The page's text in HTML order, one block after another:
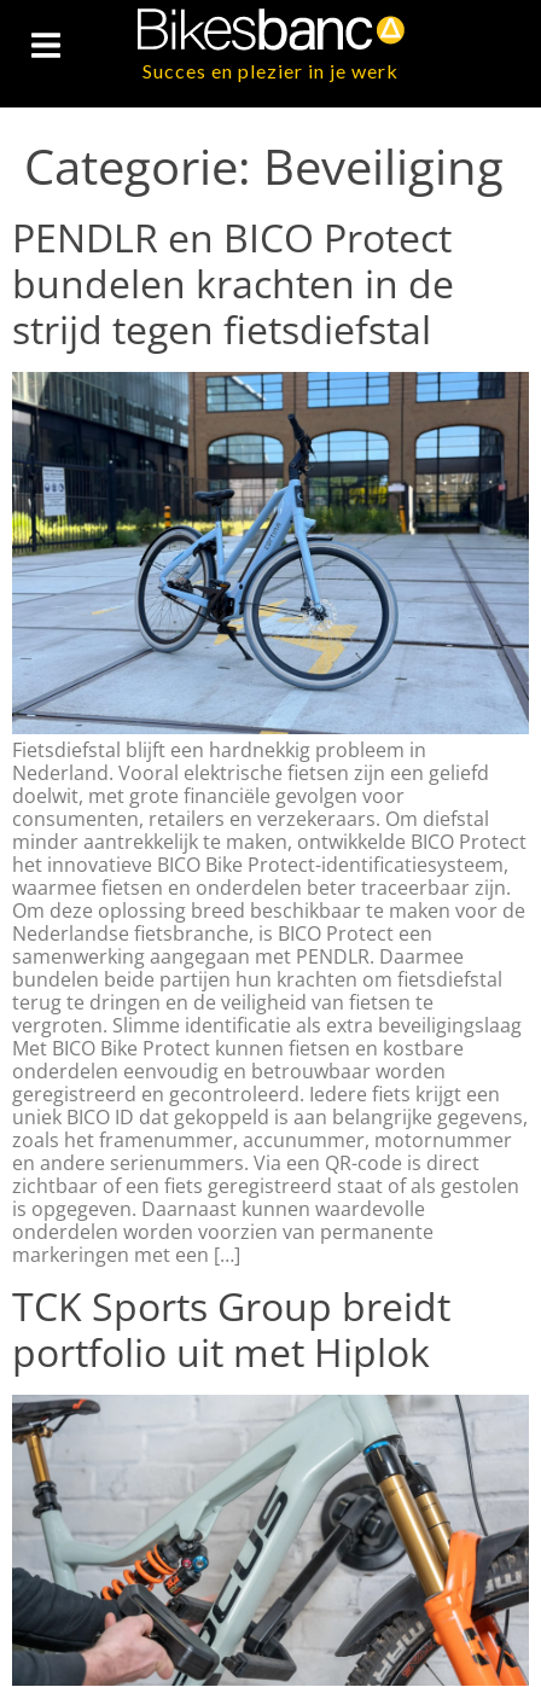
Succes en plezier in je werk
Categorie: Beveiliging
PENDLR en BICO Protect
bundelen krachten in de
strijd tegen fietsdiefstal
Fietsdiefstal blijft een hardnekkig probleem in
Nederland. Vooral elektrische fietsen zijn een geliefd
doelwit, met grote financiële gevolgen voor
consumenten, retailers en verzekeraars. Om diefstal
minder aantrekkelijk te maken, ontwikkelde BICO Protect
het innovatieve BICO Bike Protect-identificatiesysteem,
waarmee fietsen en onderdelen beter traceerbaar zijn.
Om deze oplossing breed beschikbaar te maken voor de
Nederlandse fietsbranche, is BICO Protect een
samenwerking aangegaan met PENDLR. Daarmee
bundelen beide partijen hun krachten om fietsdiefstal
terug te dringen en de veiligheid van fietsen te
vergroten. Slimme identificatie als extra beveiligingslaag
Met BICO Bike Protect kunnen fietsen en kostbare
onderdelen eenvoudig en betrouwbaar worden
geregistreerd en gecontroleerd. Iedere fiets krijgt een
uniek BICO ID dat gekoppeld is aan belangrijke gegevens,
zoals het framenummer, accunummer, motornummer
en andere serienummers. Via een QR-code is direct
zichtbaar of een fiets geregistreerd staat of als gestolen
is opgegeven. Daarnaast kunnen waardevolle
onderdelen worden voorzien van permanente
markeringen met een […]
TCK Sports Group breidt
portfolio uit met Hiplok